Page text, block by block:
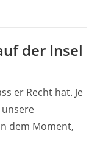
der Insel
er Recht hat. Je
dem Moment,